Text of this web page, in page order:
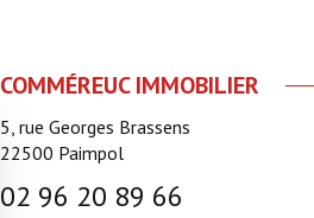
COMMÉREUC IMMOBILIER
5, rue Georges Brassens
22500 Paimpol
02 96 20 89 66